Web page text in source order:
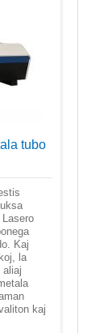
tubo
Kaj
la
aliaj
kaj